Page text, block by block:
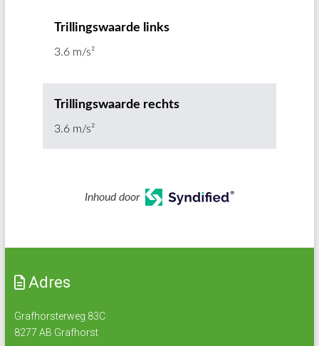
Trillingswaarde links
3.6 m/s²
Trillingswaarde rechts
3.6 m/s²
Inhoud door
Adres
Grafhorsterweg 83C
8277 AB Grafhorst